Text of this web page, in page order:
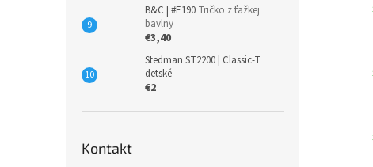
B&C | #E190 Tričko z ťažkej
bavlny
€3,40
Stedman ST2200 | Classic-T
detské
€2
Kontakt